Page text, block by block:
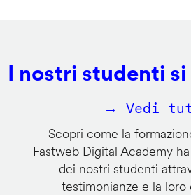
I nostri studenti
→ Vedi
Scopri come la
Fastweb Digital Academy
dei nostri studenti
testimonianze e la loro